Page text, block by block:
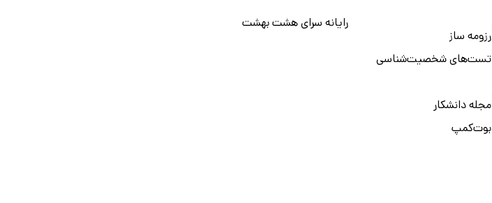
رزومه ساز
تست‌های شخصیت‌شناسی
مجله دانشکار
بوت‌کمپ
رایانه سرای هشت بهشت